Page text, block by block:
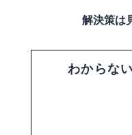
解決策は
わからな